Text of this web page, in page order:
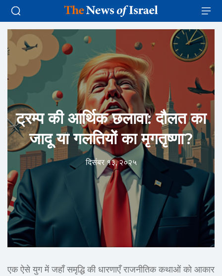
ट्रम्प की आर्थिक छलावा: दौलत का
जादू या गलतियों का मृगतृष्णा?
दिसंबर १३, २०२५
एक ऐसे युग में जहाँ समृद्धि की धारणाएँ राजनीतिक कथाओं को आकार